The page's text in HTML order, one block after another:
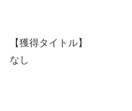
【獲得タイトル】
なし